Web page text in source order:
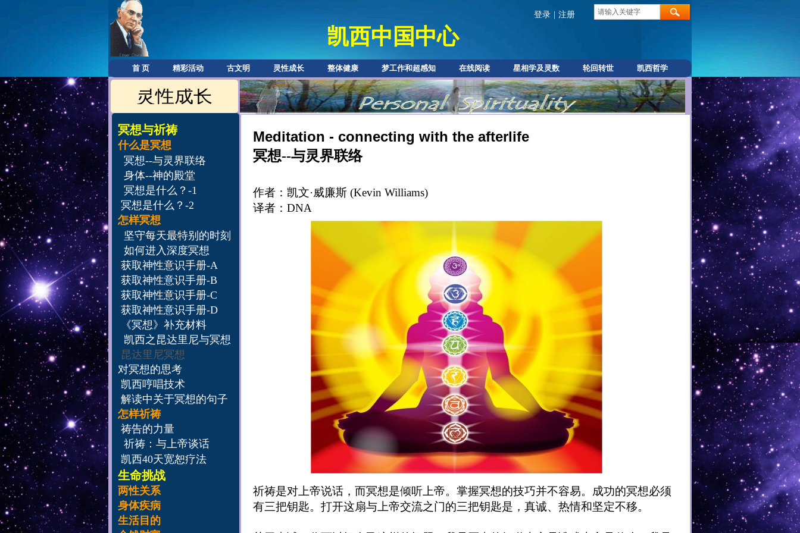
凯西中国中心
登录 注册
首 页 精彩活动 古文明 灵性成长 整体健康 梦工作和超感知 在线阅读 星相学及灵数 轮回转世 凯西哲学
灵性成长
冥想与祈祷
什么是冥想
冥想--与灵界联络
身体--神的殿堂
冥想是什么？-1
冥想是什么？-2
怎样冥想
坚守每天最特别的时刻
如何进入深度冥想
获取神性意识手册-A
获取神性意识手册-B
获取神性意识手册-C
获取神性意识手册-D
《冥想》补充材料
凯西之昆达里尼与冥想
昆达里尼冥想
对冥想的思考
凯西哼唱技术
解读中关于冥想的句子
怎样祈祷
祷告的力量
祈祷：与上帝谈话
凯西40天宽恕疗法
生命挑战
两性关系
身体疾病
生活目的
Meditation - connecting with the afterlife
冥想--与灵界联络
作者： 凯文·威廉斯 (Kevin Williams)
译者：DNA
祈祷是对上帝说话，而冥想是倾听上帝。掌握冥想的技巧并不容易。成功的冥想必须
有三把钥匙。打开这扇与上帝交流之门的三把钥匙是，真诚、热情和坚定不移。